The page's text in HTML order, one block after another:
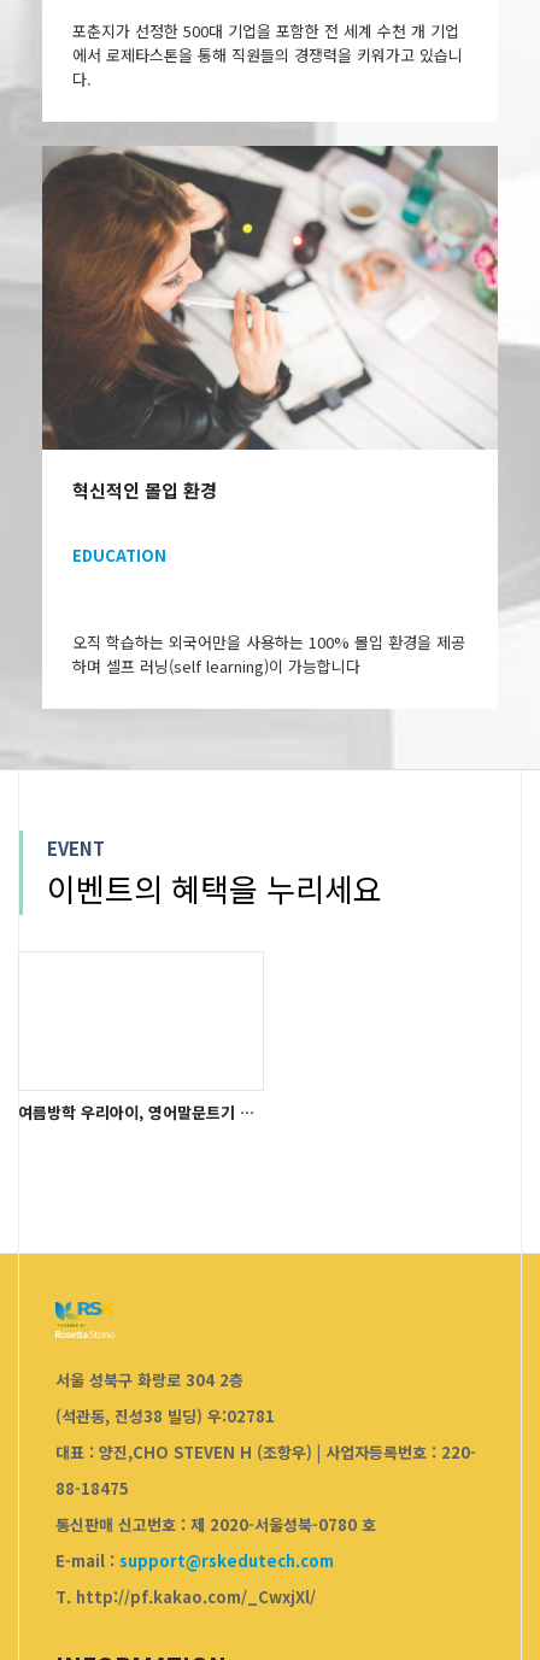
포춘지가 선정한 500대 기업을 포함한 전 세계 수천 개 기업
에서 로제타스톤을 통해 직원들의 경쟁력을 키워가고 있습니
다.
혁신적인 몰입 환경
EDUCATION
오직 학습하는 외국어만을 사용하는 100% 몰입 환경을 제공
하며 셀프 러닝(self learning)이 가능합니다
EVENT
이벤트의 혜택을 누리세요
여름방학 우리아이, 영어말문트기 시작!
서울 성북구 화랑로 304 2층
(석관동, 진성38 빌딩) 우:02781
대표 : 양진,CHO STEVEN H (조항우) | 사업자등록번호 : 220-
88-18475
통신판매 신고번호 : 제 2020-서울성북-0780 호
E-mail : support@rskedutech.com
T. http://pf.kakao.com/_CwxjXl/